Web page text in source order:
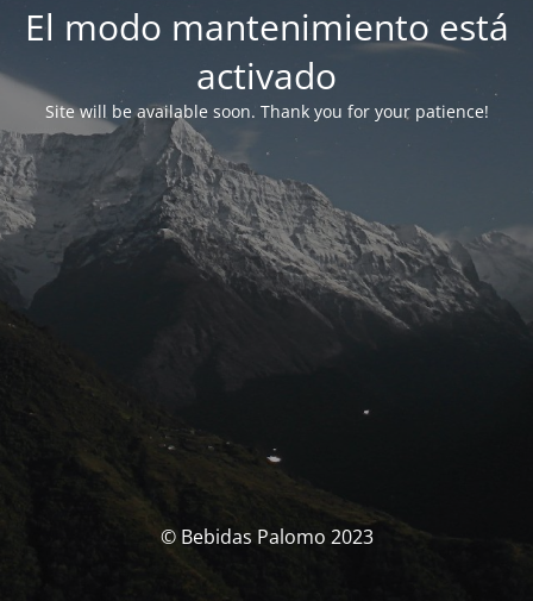
El modo mantenimiento está
activado
Site will be available soon. Thank you for your patience!
© Bebidas Palomo 2023